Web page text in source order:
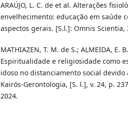
ARAÚJO, L. C. de et al. Alterações
envelhecimento: educação em saúde
aspectos gerais. [S.l.]: Omnis Scientia,
MATHIAZEN, T. M. de S.; ALMEIDA, E.
Espiritualidade e religiosidade como
idoso no distanciamento social devido
Kairós-Gerontologia, [S. l.], v. 24, p.
2024.